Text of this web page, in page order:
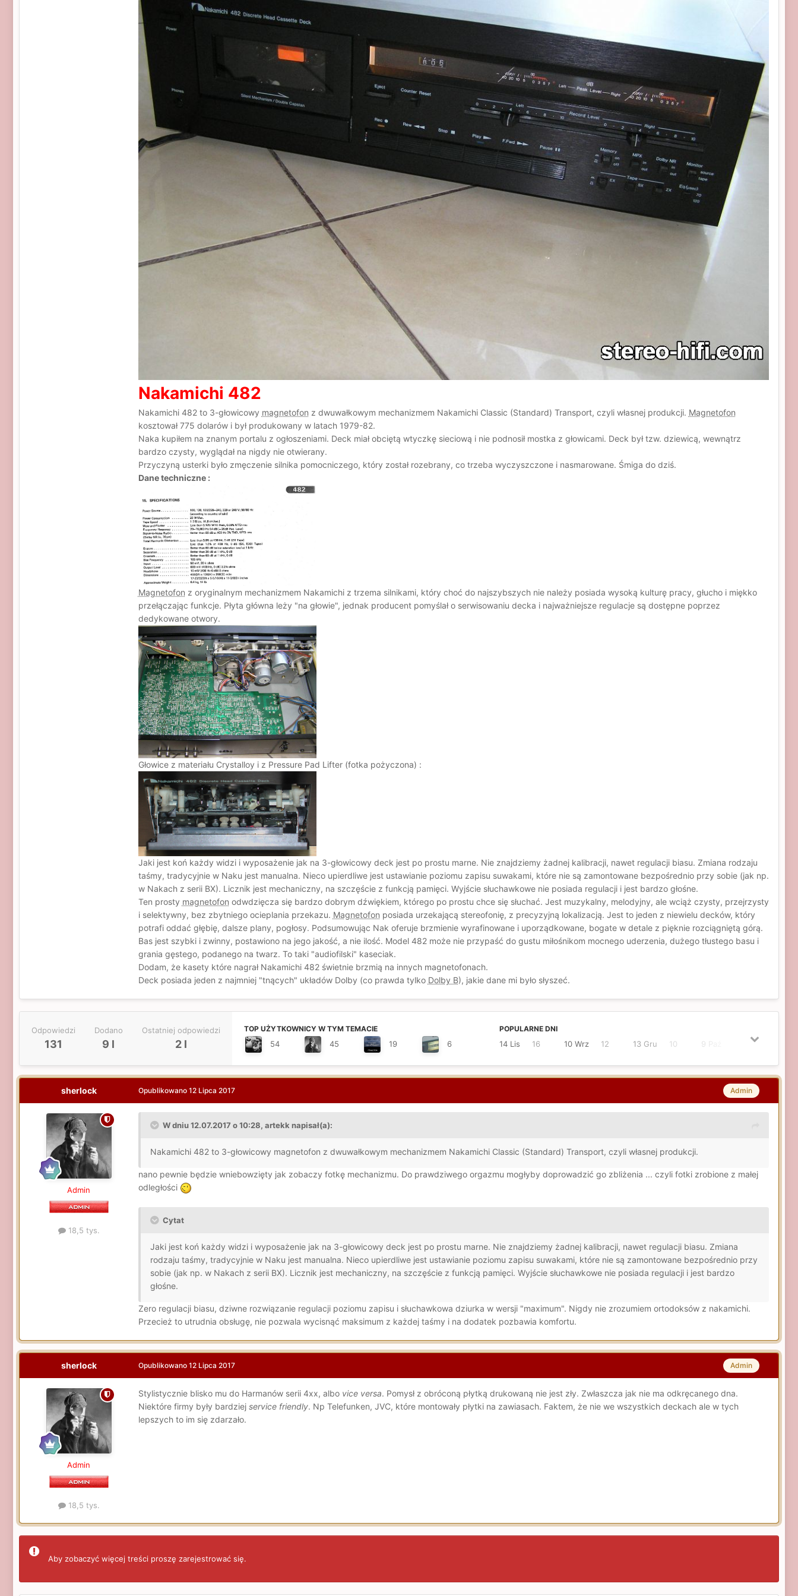
Nakamichi 482
Nakamichi 482 to 3-głowicowy magnetofon z dwuwałkowym mechanizmem Nakamichi Classic (Standard) Transport, czyli własnej produkcji. Magnetofon
kosztował 775 dolarów i był produkowany w latach 1979-82.
Naka kupiłem na znanym portalu z ogłoszeniami. Deck miał obciętą wtyczkę sieciową i nie podnosił mostka z głowicami. Deck był tzw. dziewicą, wewnątrz
bardzo czysty, wyglądał na nigdy nie otwierany.
Przyczyną usterki było zmęczenie silnika pomocniczego, który został rozebrany, co trzeba wyczyszczone i nasmarowane. Śmiga do dziś.
Dane techniczne :
Magnetofon z oryginalnym mechanizmem Nakamichi z trzema silnikami, który choć do najszybszych nie należy posiada wysoką kulturę pracy, głucho i miękko
przełączając funkcje. Płyta główna leży "na głowie", jednak producent pomyślał o serwisowaniu decka i najważniejsze regulacje są dostępne poprzez
dedykowane otwory.
Głowice z materiału Crystalloy i z Pressure Pad Lifter (fotka pożyczona) :
Jaki jest koń każdy widzi i wyposażenie jak na 3-głowicowy deck jest po prostu marne. Nie znajdziemy żadnej kalibracji, nawet regulacji biasu. Zmiana rodzaju
taśmy, tradycyjnie w Naku jest manualna. Nieco upierdliwe jest ustawianie poziomu zapisu suwakami, które nie są zamontowane bezpośrednio przy sobie (jak np.
w Nakach z serii BX). Licznik jest mechaniczny, na szczęście z funkcją pamięci. Wyjście słuchawkowe nie posiada regulacji i jest bardzo głośne.
Ten prosty magnetofon odwdzięcza się bardzo dobrym dźwiękiem, którego po prostu chce się słuchać. Jest muzykalny, melodyjny, ale wciąż czysty, przejrzysty
i selektywny, bez zbytniego ocieplania przekazu. Magnetofon posiada urzekającą stereofonię, z precyzyjną lokalizacją. Jest to jeden z niewielu decków, który
potrafi oddać głębię, dalsze plany, pogłosy. Podsumowując Nak oferuje brzmienie wyrafinowane i uporządkowane, bogate w detale z pięknie rozciągniętą górą.
Bas jest szybki i zwinny, postawiono na jego jakość, a nie ilość. Model 482 może nie przypaść do gustu miłośnikom mocnego uderzenia, dużego tłustego basu i
grania gęstego, podanego na twarz. To taki "audiofilski" kaseciak.
Dodam, że kasety które nagrał Nakamichi 482 świetnie brzmią na innych magnetofonach.
Deck posiada jeden z najmniej "tnących" układów Dolby (co prawda tylko Dolby B), jakie dane mi było słyszeć.
Odpowiedzi
131
Dodano
9 l
Ostatniej odpowiedzi
2 l
TOP UŻYTKOWNICY W TYM TEMACIE
54 45 19 6
POPULARNE DNI
14 Lis 16 10 Wrz 12 13 Gru 10 9 Paź
sherlock
Admin
18,5 tys.
Admin
Opublikowano 12 Lipca 2017
W dniu 12.07.2017 o 10:28, artekk napisał(a):
Nakamichi 482 to 3-głowicowy magnetofon z dwuwałkowym mechanizmem Nakamichi Classic (Standard) Transport, czyli własnej produkcji.
nano pewnie będzie wniebowzięty jak zobaczy fotkę mechanizmu. Do prawdziwego orgazmu mogłyby doprowadzić go zbliżenia ... czyli fotki zrobione z małej
odległości
Cytat
Jaki jest koń każdy widzi i wyposażenie jak na 3-głowicowy deck jest po prostu marne. Nie znajdziemy żadnej kalibracji, nawet regulacji biasu. Zmiana
rodzaju taśmy, tradycyjnie w Naku jest manualna. Nieco upierdliwe jest ustawianie poziomu zapisu suwakami, które nie są zamontowane bezpośrednio przy
sobie (jak np. w Nakach z serii BX). Licznik jest mechaniczny, na szczęście z funkcją pamięci. Wyjście słuchawkowe nie posiada regulacji i jest bardzo
głośne.
Zero regulacji biasu, dziwne rozwiązanie regulacji poziomu zapisu i słuchawkowa dziurka w wersji "maximum". Nigdy nie zrozumiem ortodoksów z nakamichi.
Przecież to utrudnia obsługę, nie pozwala wycisnąć maksimum z każdej taśmy i na dodatek pozbawia komfortu.
sherlock
Admin
18,5 tys.
Admin
Opublikowano 12 Lipca 2017
Stylistycznie blisko mu do Harmanów serii 4xx, albo vice versa. Pomysł z obróconą płytką drukowaną nie jest zły. Zwłaszcza jak nie ma odkręcanego dna.
Niektóre firmy były bardziej service friendly. Np Telefunken, JVC, które montowały płytki na zawiasach. Faktem, że nie we wszystkich deckach ale w tych
lepszych to im się zdarzało.
Aby zobaczyć więcej treści proszę zarejestrować się.